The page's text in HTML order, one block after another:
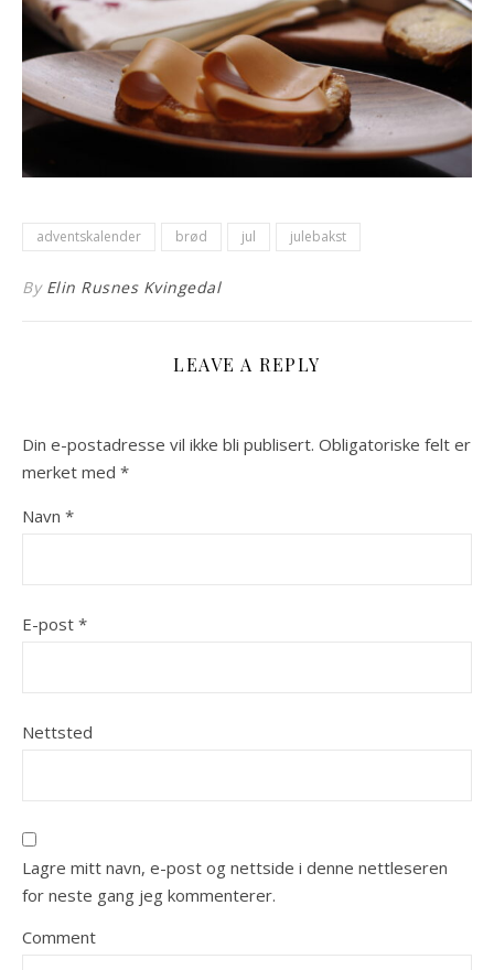
adventskalender brød jul julebakst
By Elin Rusnes Kvingedal
LEAVE A REPLY
Din e-postadresse vil ikke bli publisert. Obligatoriske felt er
merket med *
Navn *
E-post *
Nettsted
Lagre mitt navn, e-post og nettside i denne nettleseren
for neste gang jeg kommenterer.
Comment